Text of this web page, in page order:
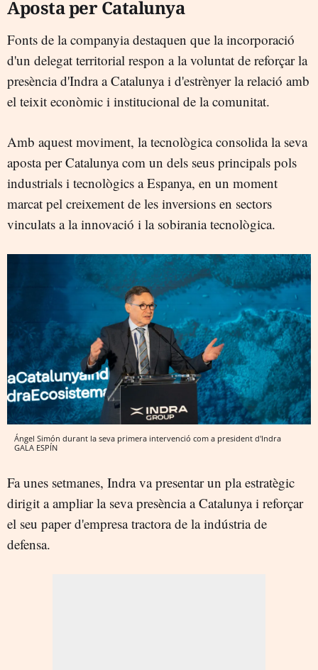
Aposta per Catalunya
Fonts de la companyia destaquen que la incorporació
d'un delegat territorial respon a la voluntat de reforçar la
presència d'Indra a Catalunya i d'estrènyer la relació amb
el teixit econòmic i institucional de la comunitat.
Amb aquest moviment, la tecnològica consolida la seva
aposta per Catalunya com un dels seus principals pols
industrials i tecnològics a Espanya, en un moment
marcat pel creixement de les inversions en sectors
vinculats a la innovació i la sobirania tecnològica.
Ángel Simón durant la seva primera intervenció com a president d'Indra
GALA ESPÍN
Fa unes setmanes, Indra va presentar un pla estratègic
dirigit a ampliar la seva presència a Catalunya i reforçar
el seu paper d'empresa tractora de la indústria de
defensa.